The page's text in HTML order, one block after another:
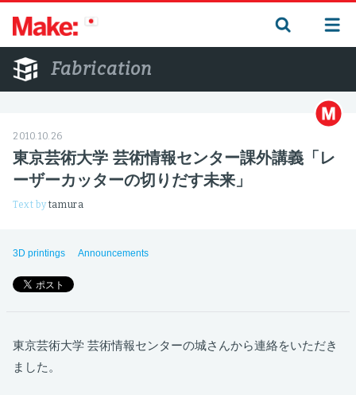
Fabrication
2010.10.26
東京芸術大学 芸術情報センター課外講義「レ
ーザーカッターの切りだす未来」
Text bytamura
3D printings Announcements
東京芸術大学 芸術情報センターの城さんから連絡をいただき
ました。